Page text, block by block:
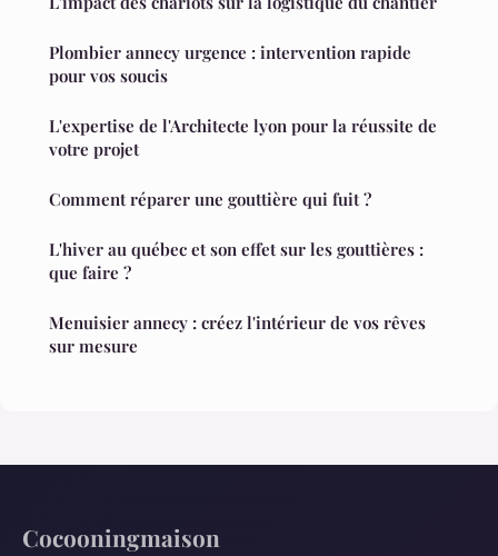
Plombier annecy urgence : intervention rapide
pour vos soucis
L'expertise de l'Architecte lyon pour la réussite de
votre projet
Comment réparer une gouttière qui fuit ?
L'hiver au québec et son effet sur les gouttières :
que faire ?
Menuisier annecy : créez l'intérieur de vos rêves
sur mesure
Cocooningmaison